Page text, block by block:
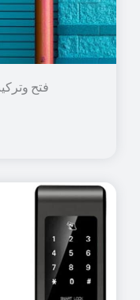
فتح